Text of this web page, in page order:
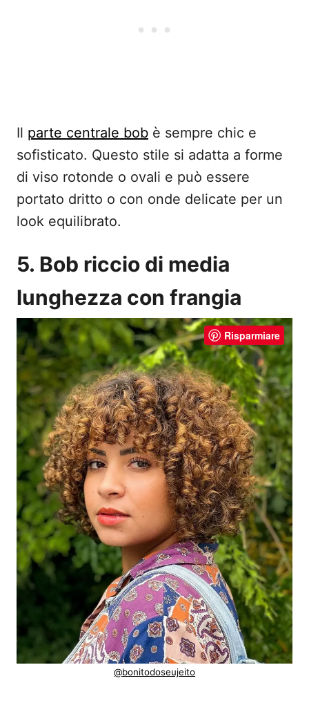
Il parte centrale bob è sempre chic e
sofisticato. Questo stile si adatta a forme
di viso rotonde o ovali e può essere
portato dritto o con onde delicate per un
look equilibrato.
5. Bob riccio di media
lunghezza con frangia
Risparmiare
@bonitodoseujeito